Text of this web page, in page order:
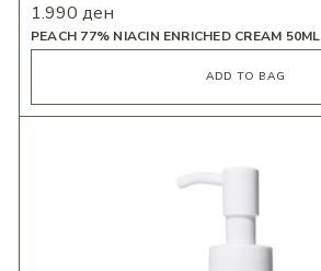
PEACH 77% NIACIN ENRICHED CREAM 50ML
1.990 ден
ADD TO BAG